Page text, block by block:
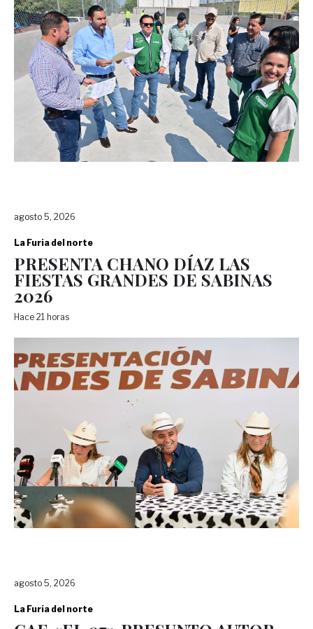
agosto 5, 2026
La Furia del norte
PRESENTA CHANO DÍAZ LAS
FIESTAS GRANDES DE SABINAS
2026
Hace 21 horas
agosto 5, 2026
La Furia del norte